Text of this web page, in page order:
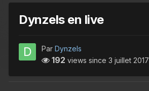
Dynzels en live
Par Dynzels
192 views since 3 juillet 2017